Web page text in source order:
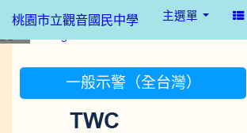
桃園市立觀音國民中學 主選單
一般示警（全台灣）